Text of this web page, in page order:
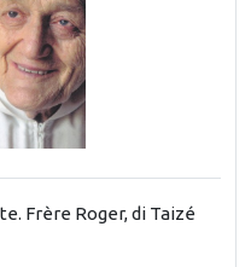
Frère Roger, di Taizé